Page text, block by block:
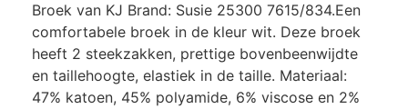
Broek van KJ Brand: Susie 25300 7615/834.Een
comfortabele broek in de kleur wit. Deze broek
heeft 2 steekzakken, prettige bovenbeenwijdte
en taillehoogte, elastiek in de taille. Materiaal:
47% katoen, 45% polyamide, 6% viscose en 2%